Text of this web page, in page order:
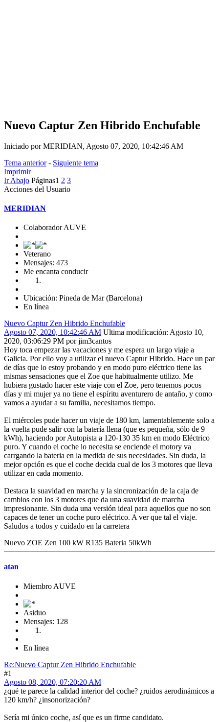
Nuevo Captur Zen Hibrido Enchufable
Iniciado por MERIDIAN, Agosto 07, 2020, 10:42:46 AM
Tema anterior- Siguiente tema
Imprimir
Ir Abajo Páginas1 2 3
Acciones del Usuario
MERIDIAN
Colaborador AUVE
Veterano
Mensajes: 473
Me encanta conducir
Ubicación: Pineda de Mar (Barcelona)
En línea
Nuevo Captur Zen Hibrido Enchufable
Agosto 07, 2020, 10:42:46 AM Ultima modificación: Agosto 10,
2020, 03:06:29 PM por jim3cantos
Hoy toca empezar las vacaciones y me espera un largo viaje a
Galicia. Por ello voy a utilizar el nuevo Captur Hibrido. Hace un par
de días que lo estoy probando y en modo puro eléctrico tiene las
mismas sensaciones que el Zoe que habitualmente utilizo. Me
hubiera gustado hacer este viaje con el Zoe, pero tenemos pocos
días y mi mujer ya no tiene el espíritu aventurero de antaño, y como
vamos a ayudar a su familia, necesitamos tiempo.
El miércoles pude hacer un viaje de 180 km, lamentablemente solo a
la vuelta pude salir con la batería llena (que es pequeña, sólo de 9
kWh), haciendo por Autopista a 120-130 35 km en modo Eléctrico
puro. Y cuando el coche lo necesita se enciende el motory va
carrgando la bateria en la medida de sus necesidades. Sin duda, la
mejor opción es que el coche decida cual de los 3 motores que lleva
utilizar en cada momento.
Destaca la suavidad en marcha y la sincronización de la caja de
cambios con los 3 motores que da una suavidad de marcha
impresionante. Sin duda una versión ideal para aquellos que no son
capaces de tener un coche puro eléctrico. A ver que tal el viaje.
Saludos a todos y cuidado en la carretera
Nuevo ZOE Zen 100 kW R135 Bateria 50kWh
atan
Miembro AUVE
Asiduo
Mensajes: 128
En línea
Re:Nuevo Captur Zen Hibrido Enchufable
#1
Agosto 08, 2020, 07:20:20 AM
¿qué te parece la calidad interior del coche? ¿ruidos aerodinámicos a
120 km/h? ¿insonorización?
Sería mi único coche, así que es un firme candidato.